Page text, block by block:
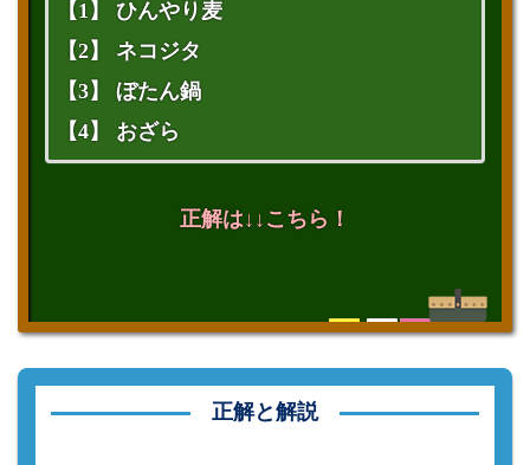
【1】 ひんやり麦
【2】 ネコジタ
【3】 ぼたん鍋
【4】 おざら
正解は↓↓こちら！
正解と解説